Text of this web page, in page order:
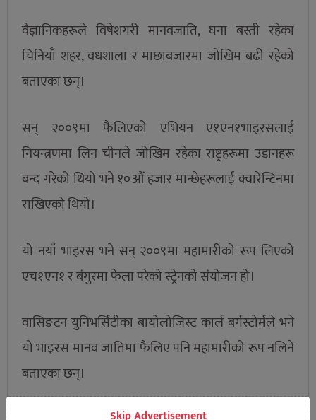
वैज्ञानिकहरूले विषेशगरी मानवजाति, घना बस्ती रहेका
चिनियाँ शहर, वधशाला र माछाबजारमा जोखिम बढी रहेको
बताएका छन्।
सन् २००९मा फैलिएको एभियन ए१एन१भाइरसलाई
नियन्त्रणमा लिन चीनले जोखिम रहेका राष्ट्रहरूमा उडानहरू
बन्द गरेको थियो भने १०औं हजार मान्छेहरूलाई क्वारेन्टिनमा
राखिएको थियो।
यो नयाँ भाइरस भने सन् २००९मा महामारीको रूप लिएको
एच१एन१ र बंगुरमा फेला परेको स्ट्रेनको संयोजन हो।
वासिङटन युनिभर्सिटीका बायोलोजिस्ट कार्ल बर्गस्टोर्मले भने
यो भाइरस मानव जातिमा फैलिए पनि महामारीको रूप नलिने
बताएका छन्।